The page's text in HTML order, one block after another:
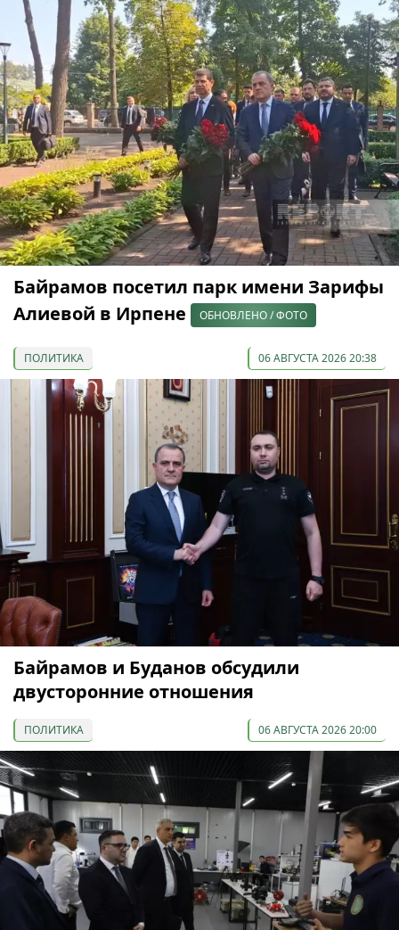
Байрамов посетил парк имени Зарифы
Алиевой в Ирпене
ОБНОВЛЕНО / ФОТО
ПОЛИТИКА 06 АВГУСТА 2026 20:38
Байрамов и Буданов обсудили
двусторонние отношения
ПОЛИТИКА 06 АВГУСТА 2026 20:00